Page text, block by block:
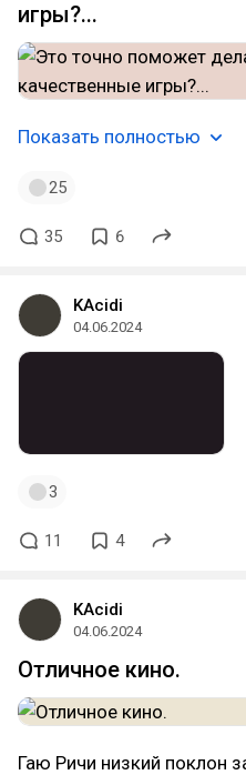
игры?...
Показать полностью
25
35 6
KAcidi
04.06.2024
3
11 4
KAcidi
04.06.2024
Отличное кино.
Гаю Ричи низкий поклон